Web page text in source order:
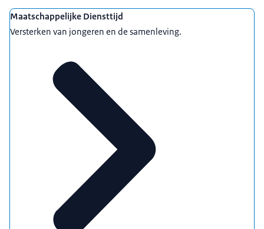
Maatschappelijke Diensttijd
Versterken van jongeren en de samenleving.